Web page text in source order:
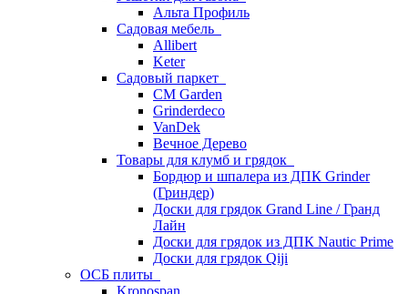
Альта Профиль
Садовая мебель
Allibert
Keter
Садовый паркет
CM Garden
Grinderdeco
VanDek
Вечное Дерево
Товары для клумб и грядок
Бордюр и шпалера из ДПК Grinder
(Гриндер)
Доски для грядок Grand Line / Гранд
Лайн
Доски для грядок из ДПК Nautic Prime
Доски для грядок Qiji
ОСБ плиты
Kronospan